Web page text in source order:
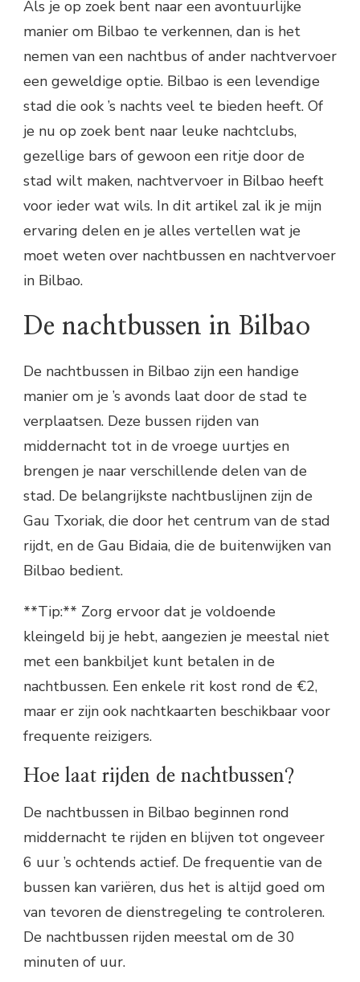
Als je op zoek bent naar een avontuurlijke
manier om Bilbao te verkennen, dan is het
nemen van een nachtbus of ander nachtvervoer
een geweldige optie. Bilbao is een levendige
stad die ook ’s nachts veel te bieden heeft. Of
je nu op zoek bent naar leuke nachtclubs,
gezellige bars of gewoon een ritje door de
stad wilt maken, nachtvervoer in Bilbao heeft
voor ieder wat wils. In dit artikel zal ik je mijn
ervaring delen en je alles vertellen wat je
moet weten over nachtbussen en nachtvervoer
in Bilbao.
De nachtbussen in Bilbao
De nachtbussen in Bilbao zijn een handige
manier om je ’s avonds laat door de stad te
verplaatsen. Deze bussen rijden van
middernacht tot in de vroege uurtjes en
brengen je naar verschillende delen van de
stad. De belangrijkste nachtbuslijnen zijn de
Gau Txoriak, die door het centrum van de stad
rijdt, en de Gau Bidaia, die de buitenwijken van
Bilbao bedient.
**Tip:** Zorg ervoor dat je voldoende
kleingeld bij je hebt, aangezien je meestal niet
met een bankbiljet kunt betalen in de
nachtbussen. Een enkele rit kost rond de €2,
maar er zijn ook nachtkaarten beschikbaar voor
frequente reizigers.
Hoe laat rijden de nachtbussen?
De nachtbussen in Bilbao beginnen rond
middernacht te rijden en blijven tot ongeveer
6 uur ’s ochtends actief. De frequentie van de
bussen kan variëren, dus het is altijd goed om
van tevoren de dienstregeling te controleren.
De nachtbussen rijden meestal om de 30
minuten of uur.